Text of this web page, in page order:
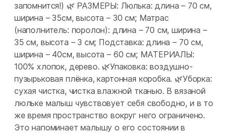
запомнится!) 🌿 РАЗМЕРЫ: Люлька: длина – 70 см,
ширина – 35см, высота – 30 см; Матрас
(наполнитель: поролон): длина – 70 см, ширина –
35 см, высота – 3 см; Подставка: длина – 70 см,
ширина – 40см, высота – 60 см; МАТЕРИАЛЫ:
100% хлопок, дерево. 🌿Упаковка: воздушно-
пузырьковая плёнка, картонная коробка. 🌿Уборка:
сухая чистка, чистка влажной тканью. В вязаной
люльке малыш чувствовует себя свободно, и в то
же время пространство вокруг него ограничено.
Это напоминает малышу о его состоянии в